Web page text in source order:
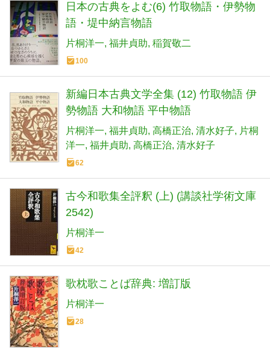
日本の古典をよむ(6) 竹取物語・伊勢物
語・堤中納言物語
片桐洋一 福井貞助 稲賀敬二
100
新編日本古典文学全集 (12) 竹取物語 伊
勢物語 大和物語 平中物語
片桐洋一 福井貞助 高橋正治 清水好子
片桐
洋一 福井貞助 高橋正治 清水好子
62
古今和歌集全評釈 (上) (講談社学術文庫
2542)
片桐洋一
42
歌枕歌ことば辞典: 増訂版
片桐洋一
28